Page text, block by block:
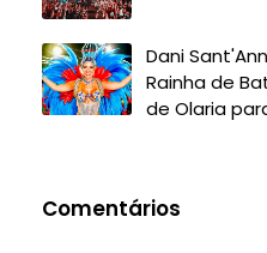
Dani
Rainha de
de Olaria
Comentários